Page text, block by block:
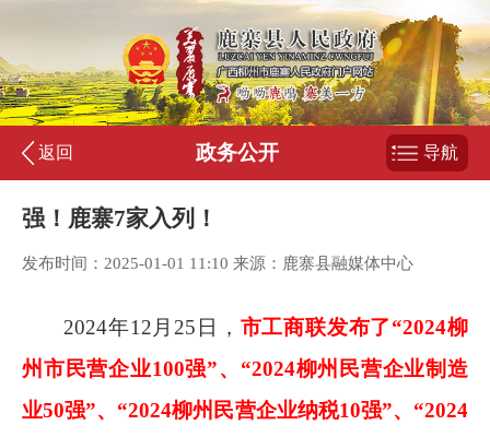
返回 政务公开 导航
强！鹿寨7家入列！
发布时间：2025-01-01 11:10 来源：鹿寨县融媒体中心
2024年12月25 日， 市工商联发布了“2024柳
州市民营企业100强”、“2024柳州民营企业制造
业50强”、“2024柳州民营企业纳税10强”、“2024